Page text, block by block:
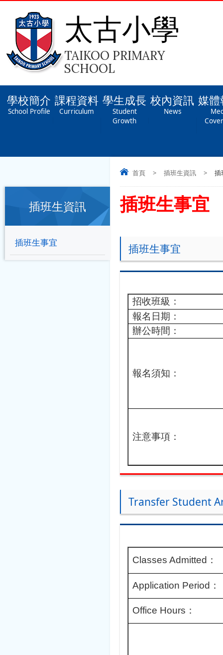
太古小學
TAIKOO PRIMARY
SCHOOL
學校簡介
School Profile
課程資料
Curriculum
學生成長
Student
Growth
校內資訊
News
媒
首頁 > 插班生資訊 > 插
插班生事宜
插班生事宜
招收班級：
報名日期：
辦公時間：
報名須知：
注意事項：
Transfer Student
Classes Admitted：
Application Period：
Office Hours：
插班生資訊
插班生事宜